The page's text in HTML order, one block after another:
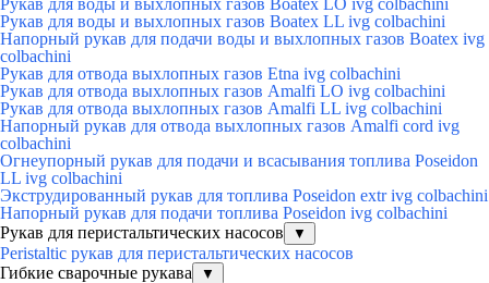
Рукав для воды и выхлопных газов Boatex LO ivg colbachini
Рукав для воды и выхлопных газов Boatex LL ivg colbachini
Напорный рукав для подачи воды и выхлопных газов Boatex ivg
colbachini
Рукав для отвода выхлопных газов Etna ivg colbachini
Рукав для отвода выхлопных газов Amalfi LO ivg colbachini
Рукав для отвода выхлопных газов Amalfi LL ivg colbachini
Напорный рукав для отвода выхлопных газов Amalfi cord ivg
colbachini
Огнеупорный рукав для подачи и всасывания топлива Poseidon
LL ivg colbachini
Экструдированный рукав для топлива Poseidon extr ivg colbachini
Напорный рукав для подачи топлива Poseidon ivg colbachini
Рукав для перистальтических насосов
▼
Peristaltic рукав для перистальтических насосов
Гибкие сварочные рукава
▼